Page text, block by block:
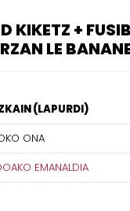
KIKETZ +
LE
(LAPURDI)
ONA
EMANALDIA